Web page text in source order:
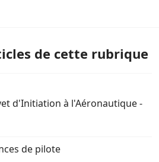
de cette rubrique
d'Initiation à l'Aéronautique -
de pilote